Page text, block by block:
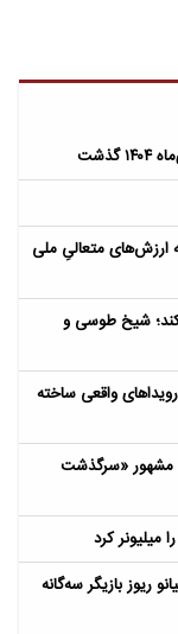
ارزش‌های متعالیِ ملی
نمی‌کند؛ شیخ طوسی و
واقعی ساخته
مشهور «سرگذشت
ریوز بازیگر سه‌گانه